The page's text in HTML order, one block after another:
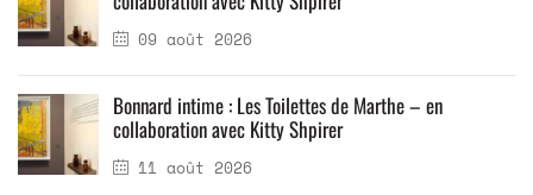
09 août 2026
11 août 2026
Bonnard intime : Les Toilettes de Marthe – en
collaboration avec Kitty Shpirer